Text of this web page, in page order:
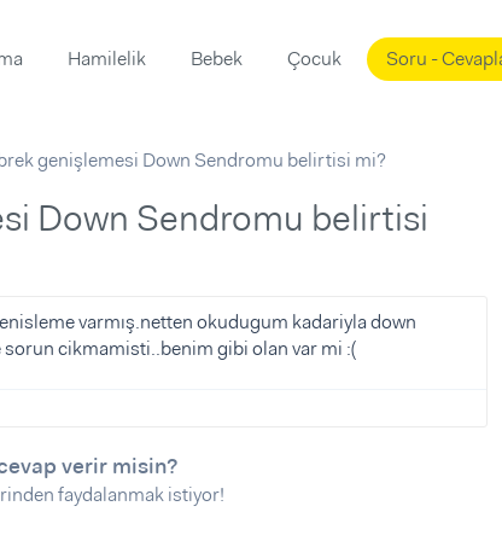
Hamilelik Bebek Çocuk Soru -
genişlemesi Down Sendromu belirtisi mi?
varmış.netten okudugum kadariyla down
cikmamisti..benim gibi olan var mi :(
verir misin?
faydalanmak istiyor!